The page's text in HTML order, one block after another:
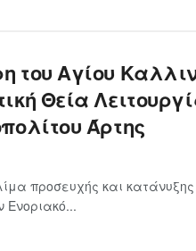
του Αγίου
Θεία
Άρτης
προσευχής και
Ενοριακό...